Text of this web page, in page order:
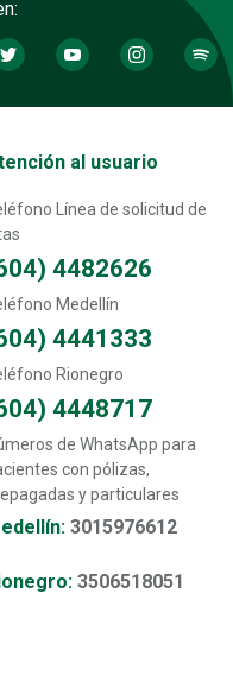
footeral usuario
Línea de solicitud de
4482626
Medellín
4441333
Rionegro
4448717
de WhatsApp para
con pólizas,
y particulares
3015976612
3506518051